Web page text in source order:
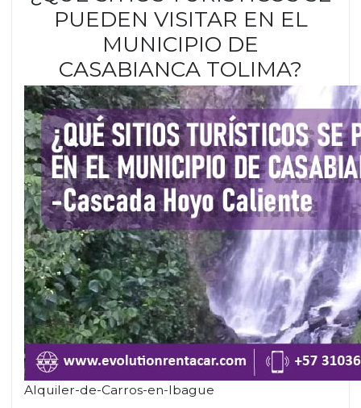
PUEDEN VISITAR EN EL
MUNICIPIO DE
CASABIANCA TOLIMA?
Alquiler-de-Carros-en-Ibague